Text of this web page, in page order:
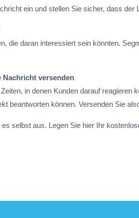
ein und stellen Sie sicher, dass der
die daran interessiert sein könnten.
Nachricht versenden
in denen Kunden darauf reagieren
beantworten können. Versenden Sie
selbst aus. Legen Sie hier Ihr